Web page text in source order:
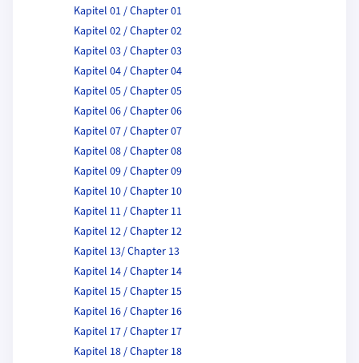
Kapitel 01 / Chapter 01
Kapitel 02 / Chapter 02
Kapitel 03 / Chapter 03
Kapitel 04 / Chapter 04
Kapitel 05 / Chapter 05
Kapitel 06 / Chapter 06
Kapitel 07 / Chapter 07
Kapitel 08 / Chapter 08
Kapitel 09 / Chapter 09
Kapitel 10 / Chapter 10
Kapitel 11 / Chapter 11
Kapitel 12 / Chapter 12
Kapitel 13/ Chapter 13
Kapitel 14 / Chapter 14
Kapitel 15 / Chapter 15
Kapitel 16 / Chapter 16
Kapitel 17 / Chapter 17
Kapitel 18 / Chapter 18